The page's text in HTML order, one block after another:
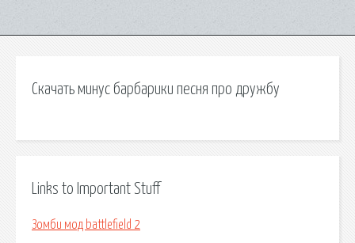
Скачать минус барбарики песня про дружбу
Links to Important Stuff
Зомби мод battlefield 2